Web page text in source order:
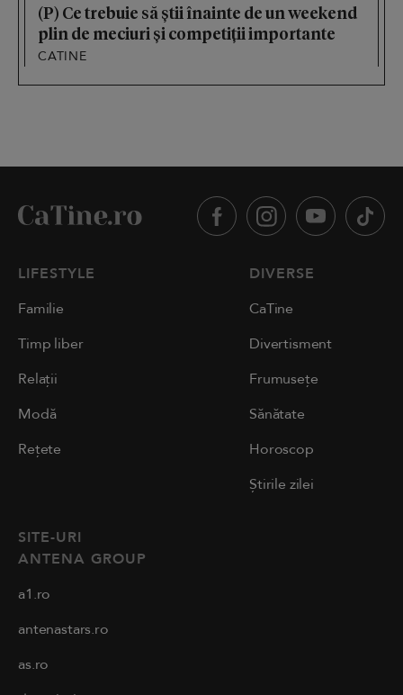
(P) Ce trebuie să știi înainte de un weekend
plin de meciuri și competiții importante
CATINE
LIFESTYLE
Familie
Timp liber
Relații
Modă
Rețete
DIVERSE
CaTine
Divertisment
Frumusețe
Sănătate
Horoscop
Știrile zilei
SITE-URI
ANTENA GROUP
a1.ro
antenastars.ro
as.ro